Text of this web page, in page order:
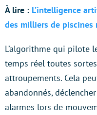
À lire : L’intelligence
des milliers de piscines
L’algorithme qui pilote
temps réel toutes
attroupements. Cela
abandonnés,
alarmes lors de